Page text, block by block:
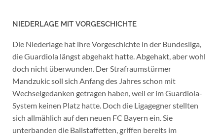
NIEDERLAGE MIT VORGESCHICHTE
Die Niederlage hat ihre Vorgeschichte in der Bundesliga,
die Guardiola längst abgehakt hatte. Abgehakt, aber wohl
doch nicht überwunden. Der Strafraumstürmer
Mandzukic soll sich Anfang des Jahres schon mit
Wechselgedanken getragen haben, weil er im Guardiola-
System keinen Platz hatte. Doch die Ligagegner stellten
sich allmählich auf den neuen FC Bayern ein. Sie
unterbanden die Ballstaffetten, griffen bereits im